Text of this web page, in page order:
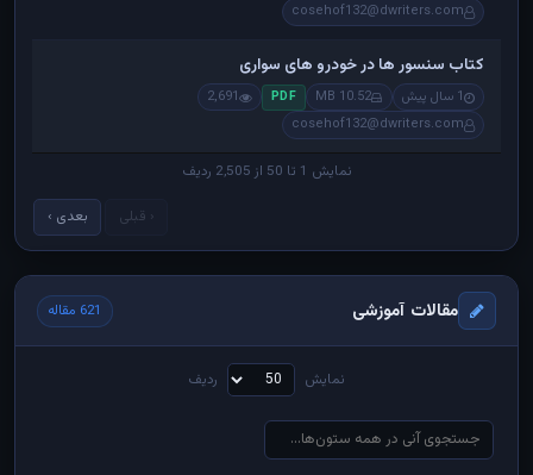
cosehof132@dwriters.com
کتاب سنسور ها در خودرو های سواری
1 سال پیش 10.52 MB
PDF
2,691
cosehof132@dwriters.com
نمایش 1 تا 50 از 2,505 ردیف
‹ قبلی بعدی ›
مقالات آموزشی 621 مقاله
نمایش ردیف